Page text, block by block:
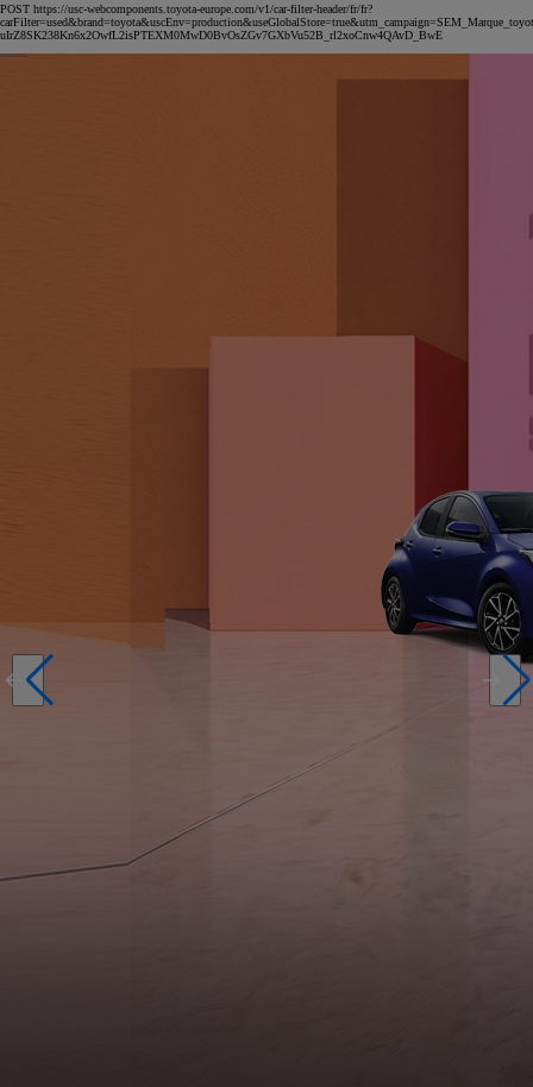
POST https://usc-webcomponents.toyota-europe.com/v1/car-filter-header/fr/fr?
uIrZ8SK238Kn6x2OwfL2isPTEXM0MwD0BvOsZGv7GXbVu52B_rl2xoCnw4QAvD_BwE